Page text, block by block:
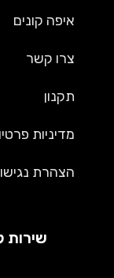
איפה קונים
צרו קשר
תקנון
מדיניות
הצהרת
שירות